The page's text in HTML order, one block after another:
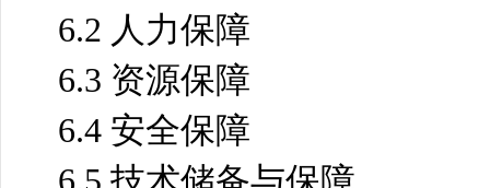
6.2 人力保障
6.3 资源保障
6.4 安全保障